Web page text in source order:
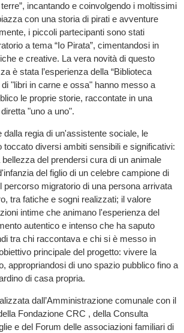
incantando e coinvolgendo i moltissimi
con una storia di pirati e avventure
i piccoli partecipanti sono stati
a tema “Io Pirata”, cimentandosi in
e creative. La vera novità di questo
è stata l’esperienza della “Biblioteca
"libri in carne e ossa" hanno messo a
le proprie storie, raccontate in una
"uno a uno".
dalla regia di un'assistente sociale, le
toccato diversi ambiti sensibili e significativi:
del prendersi cura di un animale
del figlio di un celebre campione di
percorso migratorio di una persona arrivata
tra fatiche e sogni realizzati; il valore
intime che animano l'esperienza del
autentico e intenso che ha saputo
tra chi raccontava e chi si è messo in
principale del progetto: vivere la
appropriandosi di uno spazio pubblico fino a
di casa propria.
dall’Amministrazione comunale con il
Fondazione CRC , della Consulta
e del Forum delle associazioni familiari di